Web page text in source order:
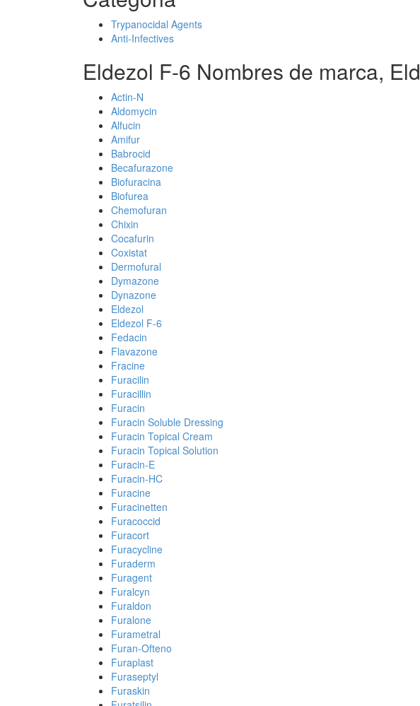
Trypanocidal Agents
Anti-Infectives
Eldezol F-6 Nombres de marca,
Actin-N
Aldomycin
Alfucin
Amifur
Babrocid
Becafurazone
Biofuracina
Biofurea
Chemofuran
Chixin
Cocafurin
Coxistat
Dermofural
Dymazone
Dynazone
Eldezol
Eldezol F-6
Fedacin
Flavazone
Fracine
Furacilin
Furacillin
Furacin
Furacin Soluble Dressing
Furacin Topical Cream
Furacin Topical Solution
Furacin-E
Furacin-HC
Furacine
Furacinetten
Furacoccid
Furacort
Furacycline
Furaderm
Furagent
Furalcyn
Furaldon
Furalone
Furametral
Furan-Ofteno
Furaplast
Furaseptyl
Furaskin